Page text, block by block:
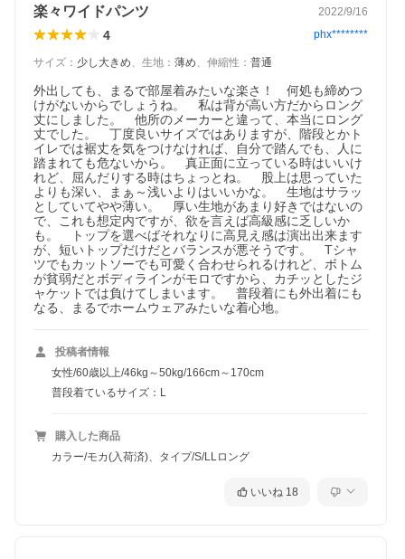
楽々ワイドパンツ 2022/9/16
4 phx********
サイズ ： 少し大きめ、 生地 ： 薄め、 伸縮性 ： 普通
外出しても、まるで部屋着みたいな楽さ！　何処も締めつ
けがないからでしょうね。　私は背が高い方だからロング
丈にしました。　他所のメーカーと違って、本当にロング
丈でした。　丁度良いサイズではありますが、階段とかト
イレでは裾丈を気をつけなければ、自分で踏んでも、人に
踏まれても危ないから。　真正面に立っている時はいいけ
れど、屈んだりする時はちょっとね。　股上は思っていた
よりも深い、まぁ～浅いよりはいいかな。　生地はサラッ
としていてやや薄い。　厚い生地があまり好きではないの
で、これも想定内ですが、欲を言えば高級感に乏しいか
も。　トップを選べばそれなりに高見え感は演出出来ます
が、短いトップだけだとバランスが悪そうです。　Tシャ
ツでもカットソーでも可愛く合わせられるけれど、ボトム
が貧弱だとボディラインがモロですから、カチッとしたジ
ャケットでは負けてしまいます。　普段着にも外出着にも
なる、まるでホームウェアみたいな着心地。
投稿者情報
女性/60歳以上/46kg～50kg/166cm～170cm
普段着ているサイズ：L
購入した商品
カラー/モカ(入荷済)、タイプ/S/LLロング
いいね 18